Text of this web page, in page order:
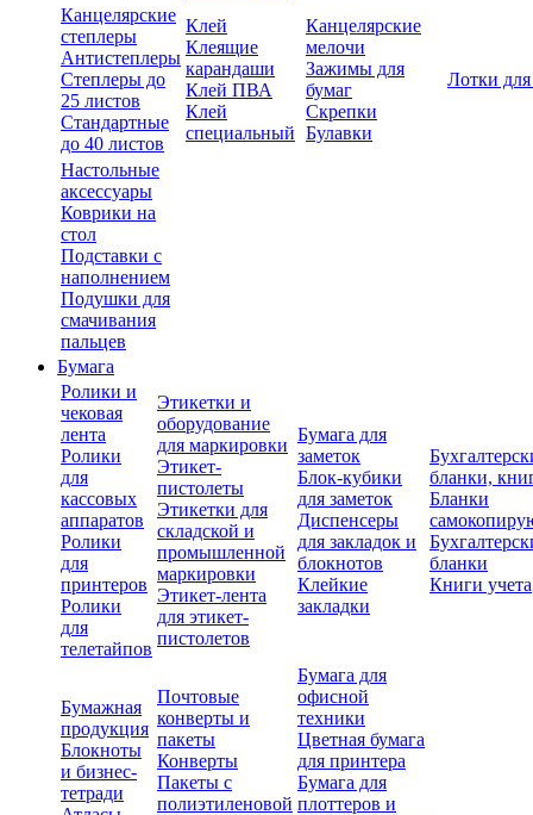
Канцелярские
степлеры
Антистеплеры
Степлеры до
25 листов
Стандартные
до 40 листов
Клей
Клеящие
карандаши
Клей ПВА
Клей
специальный
Канцелярские
мелочи
Зажимы для
бумаг
Скрепки
Булавки
Лотки
Настольные
аксессуары
Коврики на
стол
Подставки с
наполнением
Подушки для
смачивания
пальцев
Бумага
Ролики и
чековая
лента
Ролики
для
кассовых
аппаратов
Ролики
для
принтеров
Ролики
для
телетайпов
Этикетки и
оборудование
для маркировки
Этикет-
пистолеты
Этикетки для
складской и
промышленной
маркировки
Этикет-лента
для этикет-
пистолетов
Бумага для
заметок
Блок-кубики
для заметок
Диспенсеры
для закладок и
блокнотов
Клейкие
закладки
бланки,
Бланки
бланки
Книги учета
Бумажная
продукция
Блокноты
и бизнес-
тетради
Почтовые
конверты и
пакеты
Конверты
Пакеты с
полиэтиленовой
Бумага для
офисной
техники
Цветная бумага
для принтера
Бумага для
плоттеров и